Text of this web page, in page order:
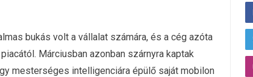
bukás volt a vállalat számára, és a cég azóta
Márciusban azonban szárnyra kaptak
mesterséges intelligenciára épülő saját mobilon